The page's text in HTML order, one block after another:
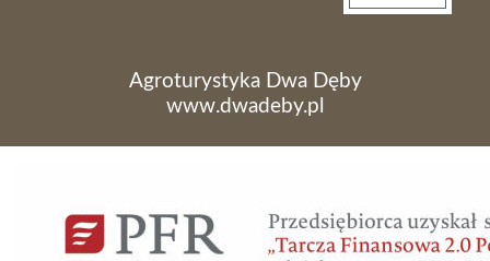
Agroturystyka Dwa Dęby
www.dwadeby.pl